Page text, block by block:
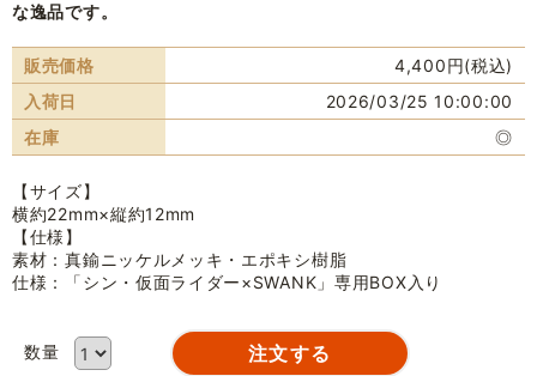
な逸品です。
販売価格
4,400円(税込)
入荷日
2026/03/25 10:00:00
在庫
◎
【サイズ】
横約22mm×縦約12mm
【仕様】
素材：真鍮ニッケルメッキ・エポキシ樹脂
仕様：「シン・仮面ライダー×SWANK」専用BOX入り
数量